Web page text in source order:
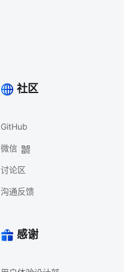
社区
GitHub
微信
讨论区
沟通反馈
感谢